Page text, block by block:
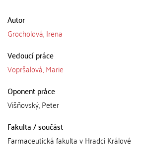
Autor
Grocholová, Irena
Vedoucí práce
Vopršalová, Marie
Oponent práce
Višňovský, Peter
Fakulta / součást
Farmaceutická fakulta v Hradci Králové